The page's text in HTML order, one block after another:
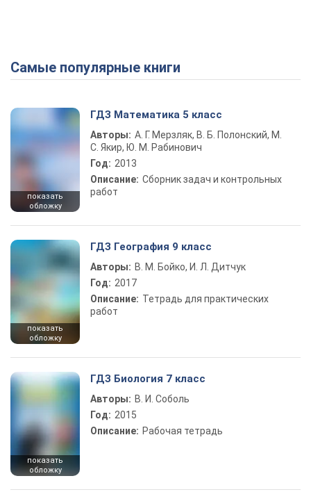
Самые популярные книги
показать
обложку
ГДЗ Математика 5 класс
Авторы: А. Г. Мерзляк, В. Б. Полонский, М.
С. Якир, Ю. М. Рабинович
Год: 2013
Описание: Сборник задач и контрольных
работ
показать
обложку
ГДЗ География 9 класс
Авторы: В. М. Бойко, И. Л. Дитчук
Год: 2017
Описание: Тетрадь для практических
работ
показать
обложку
ГДЗ Биология 7 класс
Авторы: В. И. Соболь
Год: 2015
Описание: Рабочая тетрадь